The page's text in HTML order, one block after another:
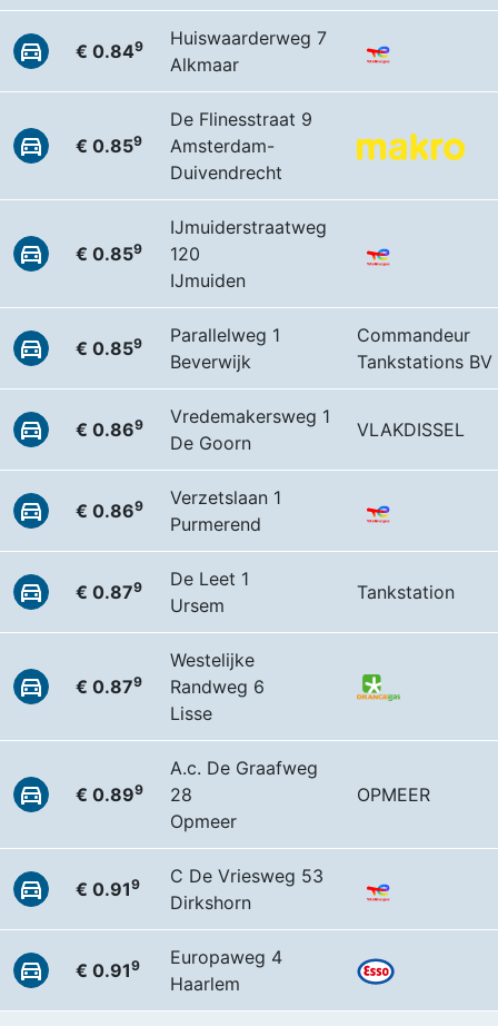
€ 0.849
Huiswaarderweg 7
Alkmaar
€ 0.859
De Flinesstraat 9
Amsterdam-
Duivendrecht
€ 0.859
IJmuiderstraatweg
120
IJmuiden
€ 0.859
Parallelweg 1
Beverwijk
Commandeur
Tankstations BV
€ 0.869
Vredemakersweg 1
De Goorn
VLAKDISSEL
€ 0.869
Verzetslaan 1
Purmerend
€ 0.879
De Leet 1
Ursem
Tankstation
€ 0.879
Westelijke
Randweg 6
Lisse
€ 0.899
A.c. De Graafweg
28
Opmeer
OPMEER
€ 0.919
C De Vriesweg 53
Dirkshorn
€ 0.919
Europaweg 4
Haarlem